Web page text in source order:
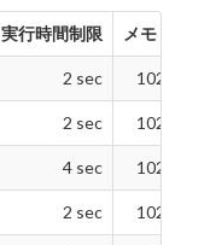
実行時間制限 メモリ制限
2 sec 1024 MiB
2 sec 1024 MiB
4 sec 1024 MiB
2 sec 1024 MiB